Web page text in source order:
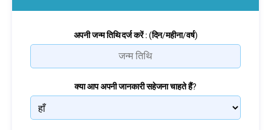
अपनी जन्म तिथि दर्ज करें : (दिन/महीना/वर्ष)
क्या आप अपनी जानकारी सहेजना चाहते हैं?